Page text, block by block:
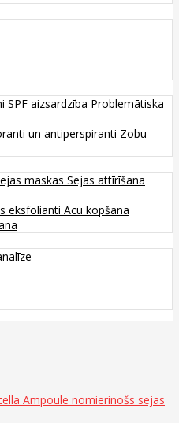
SPF aizsardzība Problemātiska
un antiperspiranti Zobu
maskas Sejas attīrīšana
eksfolianti Acu kopšana
Ampoule nomierinošs sejas